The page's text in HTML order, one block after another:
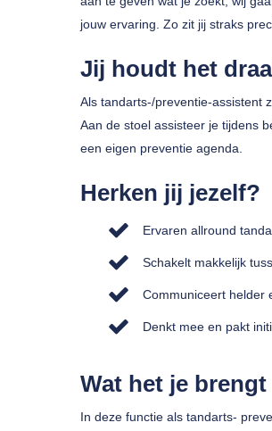
jouw ervaring. Zo zit jij straks
Jij houdt het
Als tandarts-/preventie-assistent
Aan de stoel assisteer je tijdens
een eigen preventie agenda.
Herken jij jezelf?
Ervaren allround
Schakelt makkelijk
Communiceert helder
Denkt mee en pakt
Wat het je brengt
In deze functie als tandarts-